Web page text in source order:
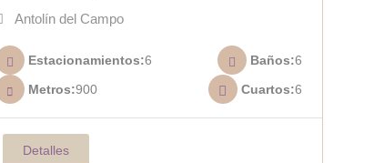
Playa El Agua P-008
Antolín del Campo
Estacionamientos 6 Baños 6
Metros 900 Cuartos 6
Detalles